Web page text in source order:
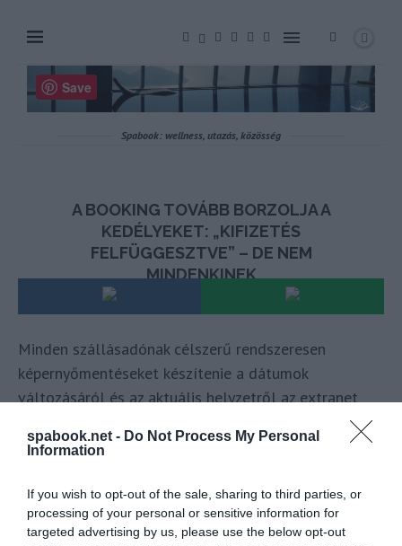
spabook.net - Do Not Process My Personal
Information
If you wish to opt-out of the sale, sharing to third parties, or
processing of your personal or sensitive information for
targeted advertising by us, please use the below opt-out
Minden szállásadónak célszerű rendszeresen
képernyőmentéseket készítenie a dátumok
változásáról és az aktuális helyzetről az extranet
fiókjában, valamint írásos panaszt tenni a kifizetés
csúszása miatt. Később ez a panasz lehet a